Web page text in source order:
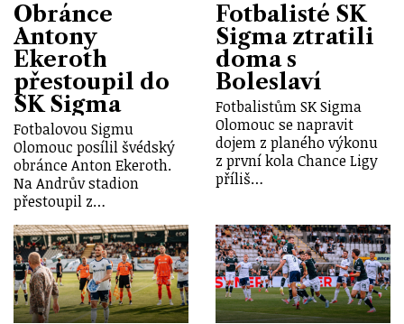
Obránce
Antony
Ekeroth
přestoupil do
SK Sigma
Fotbalovou Sigmu
Olomouc posílil švédský
obránce Anton Ekeroth.
Na Andrův stadion
přestoupil z…
Fotbalisté SK
Sigma ztratili
doma s
Boleslaví
Fotbalistům SK Sigma
Olomouc se napravit
dojem z planého výkonu
z první kola Chance Ligy
příliš…